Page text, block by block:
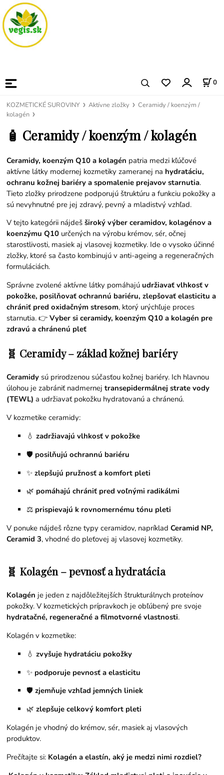
0
KOZMETICKÉ SUROVINY Aktívne zložky
Ceramidy / koenzým /
kolagén
🧴 Ceramidy / koenzým / kolagén
Ceramidy, koenzým Q10 a kolagén patria medzi kľúčové
aktívne látky modernej kozmetiky zameranej na hydratáciu,
ochranu kožnej bariéry a spomalenie prejavov starnutia.
Tieto zložky prirodzene podporujú štruktúru a funkciu pokožky a
sú nevyhnutné pre jej zdravý, pevný a mladistvý vzhľad.
V tejto kategórii nájdešširoký výber ceramidov, kolagénov a
koenzýmu Q10 určených na výrobu krémov, sér, očnej
starostlivosti, masiek aj vlasovej kozmetiky. Ide o vysoko účinné
zložky, ktoré sa často kombinujú v anti-ageing a regeneračných
formuláciách.
Správne zvolené aktívne látky pomáhajú udržiavať vlhkosť v
pokožke, posilňovať ochrannú bariéru, zlepšovať elasticitu a
chrániť pred oxidačným stresom, ktorý urýchľuje proces
starnutia. 👉Vyber si ceramidy, koenzým Q10 a kolagén pre
zdravú a chránenú pleť
🧬 Ceramidy – základ kožnej bariéry
Ceramidy sú prirodzenou súčasťou kožnej bariéry. Ich hlavnou
úlohou je zabrániť nadmernejtransepidermálnej strate vody
(TEWL) a udržiavať pokožku hydratovanú a chránenú.
V kozmetike ceramidy:
💧zadržiavajú vlhkosť v pokožke
🛡️ posilňujú ochrannú bariéru
✨zlepšujú pružnosť a komfort pleti
🌿 pomáhajú chrániť pred voľnými radikálmi
⚖️ prispievajú k rovnomernému tónu pleti
V ponuke nájdeš rôzne typy ceramidov, napríkladCeramid NP,
Ceramid 3, vhodné do pleťovej aj vlasovej kozmetiky.
🧬 Kolagén – pevnosť a hydratácia
Kolagén je jeden z najdôležitejších štrukturálnych proteínov
pokožky. V kozmetických prípravkoch je obľúbený pre svoje
hydratačné, regeneračné a filmotvorné vlastnosti.
Kolagén v kozmetike:
💧zvyšuje hydratáciu pokožky
✨ podporuje pevnosť a elasticitu
🛡️zjemňuje vzhľad jemných liniek
🌿zlepšuje celkový komfort pleti
Kolagén je vhodný do krémov, sér, masiek aj vlasových
produktov.
Prečítajte si: Kolagén a elastín, aký je medzi nimi rozdiel?